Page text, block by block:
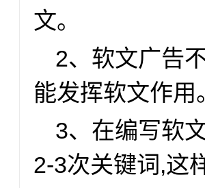
文。
2、软文广告
能发挥软文作用
3、在编写软
2-3次关键词,这